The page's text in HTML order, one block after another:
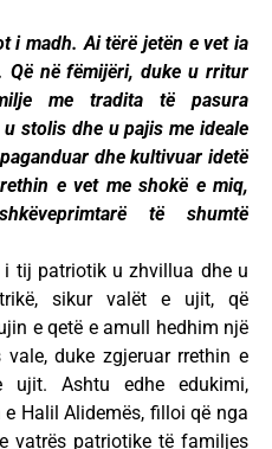
i madh. Ai tërë jetën e vet ia
Që në fëmijëri, duke u rritur
me tradita të pasura
stolis dhe u pajis me ideale
dhe kultivuar idetë
e vet me shokë e miq,
të shumtë
i tij patriotik u zhvillua dhe u
sikur valët e ujit, që
e qetë e amull hedhim një
duke zgjeruar rrethin e
ujit. Ashtu edhe edukimi,
Halil Alidemës, filloi që nga
vatrës patriotike të familjes